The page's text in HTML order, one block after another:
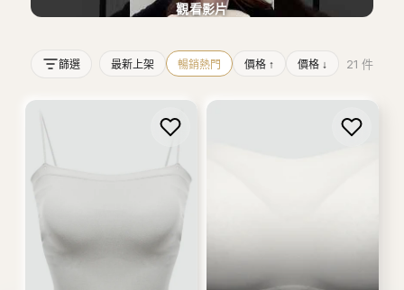
觀看影片
篩選 最新上架 暢銷熱門 價格 ↑ 價格 ↓ 21 件